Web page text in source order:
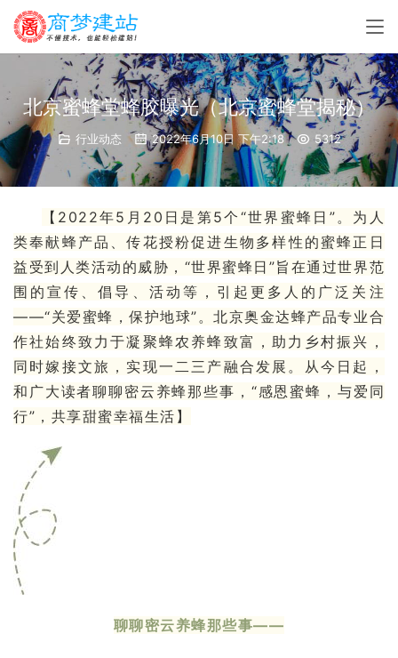
北京蜜蜂堂蜂胶曝光（北京蜜蜂堂揭秘）
行业动态 2022年6月10日 下午2:18 5312
【2022年5月20日是第5个“世界蜜蜂日 ”。为人
类奉献蜂产品 、传花授粉促进生物多样性 的蜜蜂正日
益受到人类活动的威胁，“世界蜜蜂日”旨在通过世界范
围的宣传、倡导、活动等，引起更多人的广泛关注
——“关爱蜜蜂，保护地球”。北京奥金达蜂产品专业合
作社始终致力于凝聚蜂农养蜂致富，助力乡村振兴，
同时嫁接文旅，实现一二三产融合发展。从今日起，
和广大读者聊聊密云养蜂那些事，“感恩蜜蜂，与爱同
行”，共享甜蜜幸福生活】
聊聊密云养蜂那些事——